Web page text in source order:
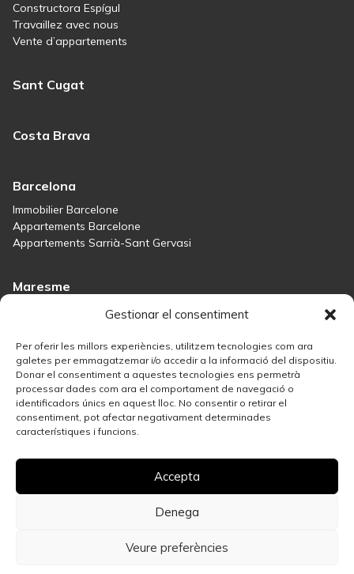
Gestionar el consentiment
Per oferir les millors experiències, utilitzem tecnologies com ara
galetes per emmagatzemar i/o accedir a la informació del dispositiu.
Donar el consentiment a aquestes tecnologies ens permetrà
processar dades com ara el comportament de navegació o
identificadors únics en aquest lloc. No consentir o retirar el
consentiment, pot afectar negativament determinades
característiques i funcions.
Accepta
Denega
Veure preferències
Constructora Espígul
Travaillez avec nous
Vente d’appartements
Sant Cugat
Costa Brava
Barcelona
Immobilier Barcelone
Appartements Barcelone
Appartements Sarrià-Sant Gervasi
Maresme
Inmobiliaria Maresme
Maisons à vendre à Tiana
Maisons à vendre à Teià
Maisons à vendre Maresme
Madrid
Solution immobilière à Salamanque
Meilleures zones de Madrid pour investir dans l’immobilier
Maisons à vendre à Madrid